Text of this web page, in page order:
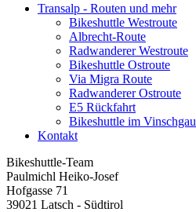
Transalp - Routen und mehr
Bikeshuttle Westroute
Albrecht-Route
Radwanderer Westroute
Bikeshuttle Ostroute
Via Migra Route
Radwanderer Ostroute
E5 Rückfahrt
Bikeshuttle im Vinschgau
Kontakt
Bikeshuttle-Team
Paulmichl Heiko-Josef
Hofgasse 71
39021 Latsch - Südtirol